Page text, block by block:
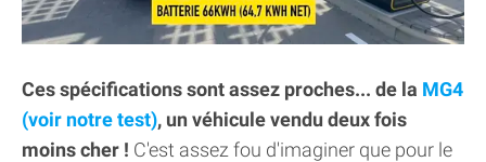
Ces spécifications sont assez proches... de la MG4
(voir notre test), un véhicule vendu deux fois
moins cher ! C'est assez fou d'imaginer que pour le